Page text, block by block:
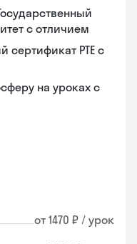
с отличием
PTE с
на уроках с
от 1470 ₽ / урок